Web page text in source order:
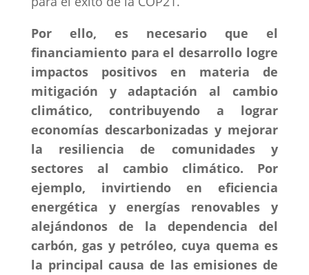
Por ello, es necesario que el
financiamiento para el desarrollo logre
impactos positivos en materia de
mitigación y adaptación al cambio
climático, contribuyendo a lograr
economías descarbonizadas y mejorar
la resiliencia de comunidades y
sectores al cambio climático. Por
ejemplo, invirtiendo en eficiencia
energética y energías renovables y
alejándonos de la dependencia del
carbón, gas y petróleo, cuya quema es
la principal causa de las emisiones de